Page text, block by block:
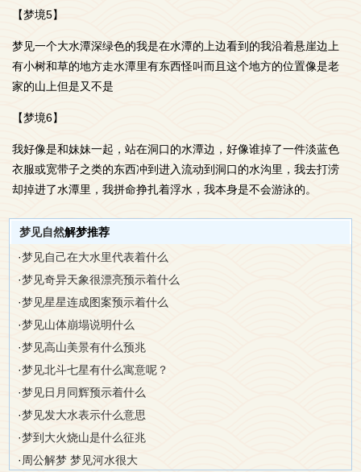
【梦境5】
梦见一个大水潭深绿色的我是在水潭的上边看到的我沿着悬崖边上
有小树和草的地方走水潭里有东西怪叫而且这个地方的位置像是老
家的山上但是又不是
【梦境6】
我好像是和妹妹一起，站在洞口的水潭边，好像谁掉了一件淡蓝色
衣服或宽带子之类的东西冲到进入流动到洞口的水沟里，我去打涝
却掉进了水潭里，我拼命挣扎着浮水，我本身是不会游泳的。
梦见自然解梦推荐
·梦见自己在大水里代表着什么
·梦见奇异天象很漂亮预示着什么
·梦见星星连成图案预示着什么
·梦见山体崩塌说明什么
·梦见高山美景有什么预兆
·梦见北斗七星有什么寓意呢？
·梦见日月同辉预示着什么
·梦见发大水表示什么意思
·梦到大火烧山是什么征兆
· 周公解梦 梦见河水很大